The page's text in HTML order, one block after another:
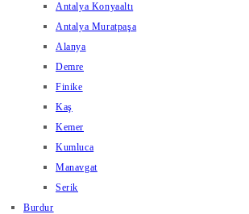
Antalya Konyaaltı
Antalya Muratpaşa
Alanya
Demre
Finike
Kaş
Kemer
Kumluca
Manavgat
Serik
Burdur